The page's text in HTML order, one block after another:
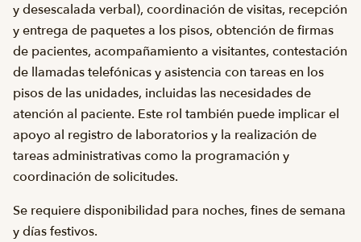
y desescalada verbal), coordinación de visitas, recepción
y entrega de paquetes a los pisos, obtención de firmas
de pacientes, acompañamiento a visitantes, contestación
de llamadas telefónicas y asistencia con tareas en los
pisos de las unidades, incluidas las necesidades de
atención al paciente. Este rol también puede implicar el
apoyo al registro de laboratorios y la realización de
tareas administrativas como la programación y
coordinación de solicitudes.
Se requiere disponibilidad para noches, fines de semana
y días festivos.